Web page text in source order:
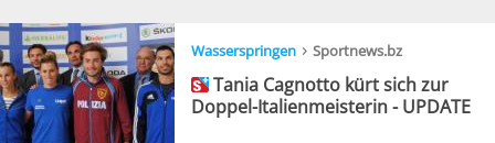
Wasserspringen › Sportnews.bz
Tania Cagnotto kürt sich zur
Doppel-Italienmeisterin - UPDATE